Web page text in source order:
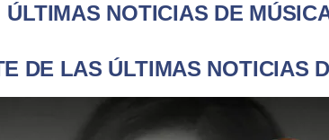
ÚLTIMAS NOTICIAS DE
DE LAS ÚLTIMAS NOTICIAS